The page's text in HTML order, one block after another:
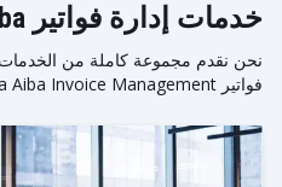
خدمات إدارة فواتير SAP Ariba من LeverX
نحن نقدم مجموعة كاملة من الخدمات
فواتير SAP Ariba Aiba Invoice Management.